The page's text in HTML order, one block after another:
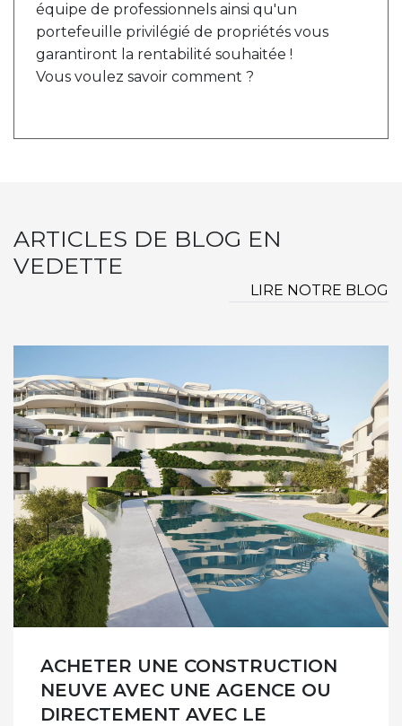
équipe de professionnels ainsi qu'un
portefeuille privilégié de propriétés vous
garantiront la rentabilité souhaitée !
Vous voulez savoir comment ?
ARTICLES DE BLOG EN
VEDETTE
LIRE NOTRE BLOG
ACHETER UNE CONSTRUCTION
NEUVE AVEC UNE AGENCE OU
DIRECTEMENT AVEC LE